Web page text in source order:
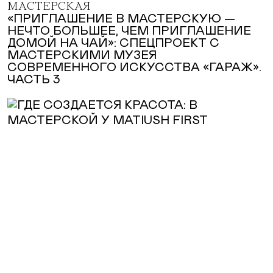
МАСТЕРСКАЯ
«ПРИГЛАШЕНИЕ В МАСТЕРСКУЮ —
НЕЧТО БОЛЬШЕЕ, ЧЕМ ПРИГЛАШЕНИЕ
ДОМОЙ НА ЧАЙ»: СПЕЦПРОЕКТ С
МАСТЕРСКИМИ МУЗЕЯ
СОВРЕМЕННОГО ИСКУССТВА «ГАРАЖ».
ЧАСТЬ 3